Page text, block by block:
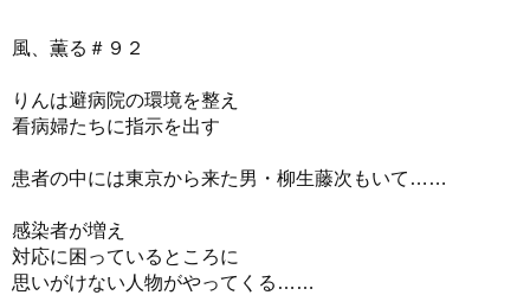
風、薫る＃９２
りんは避病院の環境を整え
看病婦たちに指示を出す
患者の中には東京から来た男・柳生藤次もいて……
感染者が増え
対応に困っているところに
思いがけない人物がやってくる……